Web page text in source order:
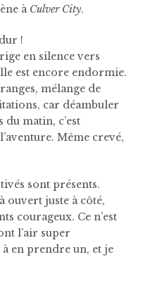
à Culver City.
!
en silence vers
est encore endormie.
mélange de
car déambuler
du matin, c’est
Même crevé,
sont présents.
ouvert juste à côté,
courageux. Ce n’est
l’air super
à en prendre un, et je